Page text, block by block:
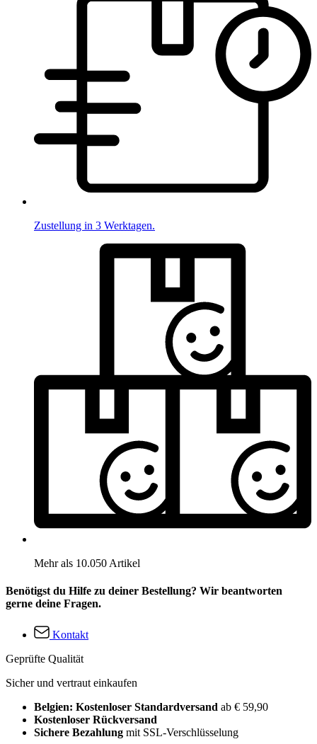
Zustellung in 3 Werktagen.
Mehr als 10.050 Artikel
Benötigst du Hilfe zu deiner Bestellung? Wir beantworten
gerne deine Fragen.
Kontakt
Geprüfte Qualität
Sicher und vertraut einkaufen
Belgien: Kostenloser Standardversand ab € 59,90
Kostenloser Rückversand
Sichere Bezahlung mit SSL-Verschlüsselung